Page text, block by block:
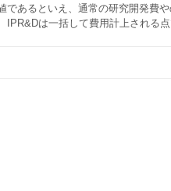
であるといえ、通常の研究開発費
IPR&Dは一括して費用計上される点